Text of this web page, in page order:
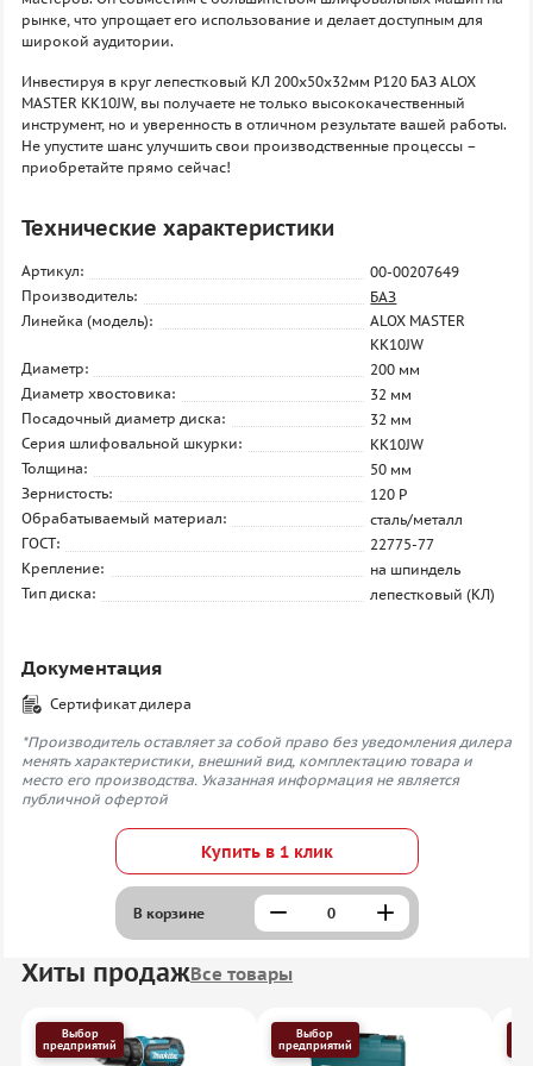
рынке, что упрощает его использование и делает доступным для
широкой аудитории.
Инвестируя в круг лепестковый КЛ 200х50х32мм P120 БАЗ ALOX
MASTER KK10JW, вы получаете не только высококачественный
инструмент, но и уверенность в отличном результате вашей работы.
Не упустите шанс улучшить свои производственные процессы –
приобретайте прямо сейчас!
Технические характеристики
Артикул:
00-00207649
Производитель:
БАЗ
Линейка (модель):
ALOX MASTER
KK10JW
Диаметр:
200 мм
Диаметр хвостовика:
32 мм
Посадочный диаметр диска:
32 мм
Серия шлифовальной шкурки:
KK10JW
Толщина:
50 мм
Зернистость:
120 P
Обрабатываемый материал:
сталь/металл
ГОСТ:
22775-77
Крепление:
на шпиндель
Тип диска:
лепестковый (КЛ)
Документация
Сертификат дилера
*Производитель оставляет за собой право без уведомления дилера
менять характеристики, внешний вид, комплектацию товара и
место его производства. Указанная информация не является
публичной офертой
Купить в 1 клик
В корзине
Хиты продажВсе товары
Выбор
предприятий
Выбор
предприятий